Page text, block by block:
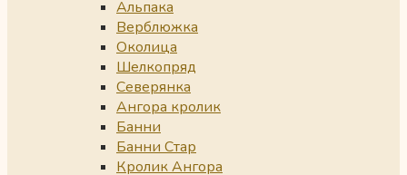
Альпака
Верблюжка
Околица
Шелкопряд
Северянка
Ангора кролик
Банни
Банни Стар
Кролик Ангора